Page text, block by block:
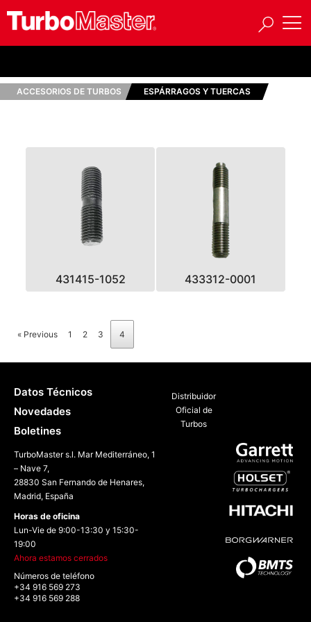
ACCESORIOS DE TURBOS ESPÁRRAGOS Y TUERCAS
431415-1052 433312-0001
« Previous 1 2 3 4
Distribuidor
Oficial de
Turbos
Datos Técnicos
Novedades
Boletines
TurboMaster s.l. Mar Mediterráneo, 1
– Nave 7,
28830 San Fernando de Henares,
Madrid, España
Horas de oficina
Lun-Vie de 9:00-13:30 y 15:30-
19:00
Ahora estamos cerrados
Números de teléfono
+34 916 569 273
+34 916 569 288